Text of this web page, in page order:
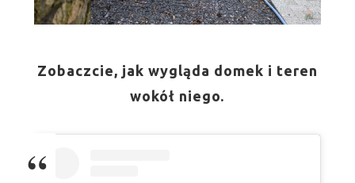
Zobaczcie, jak wygląda domek i teren
wokół niego.